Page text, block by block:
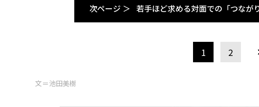
次ページ ＞ 若手ほど求める対面での「つながり
1 2
文＝池田美樹